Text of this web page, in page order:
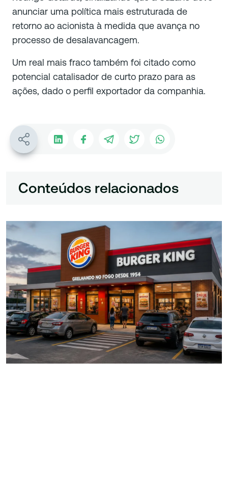
anunciar uma política mais estruturada de
retorno ao acionista à medida que avança no
processo de desalavancagem.
Um real mais fraco também foi citado como
potencial catalisador de curto prazo para as
ações, dado o perfil exportador da companhia.
Conteúdos relacionados